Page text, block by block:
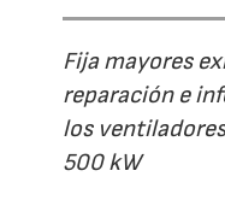
Fija mayores
reparación e
los
500 kW